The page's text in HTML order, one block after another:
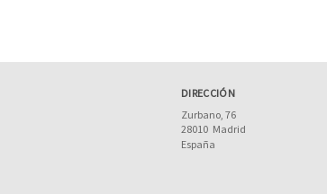
DIRECCIÓN
Zurbano, 76
28010 Madrid
España